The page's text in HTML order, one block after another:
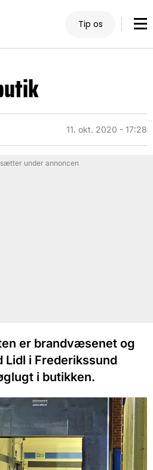
Tip os
11. okt. 2020 - 17:28
under annoncen
er brandvæsenet og
Lidl i Frederikssund
i butikken.